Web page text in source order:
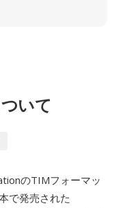
いて
のTIMフォーマッ
で発売された